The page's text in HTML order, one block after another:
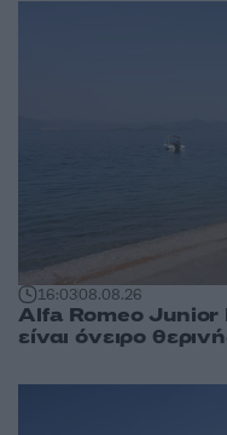
16:0308.08.26
Alfa Romeo
είναι όνειρο